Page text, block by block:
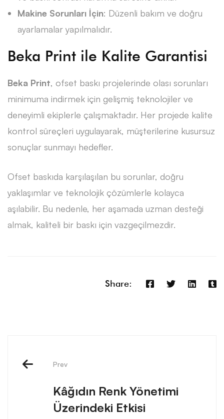
Makine Sorunları İçin: Düzenli bakım ve doğru
ayarlamalar yapılmalıdır.
Beka Print ile Kalite Garantisi
Beka Print, ofset baskı projelerinde olası sorunları
minimuma indirmek için gelişmiş teknolojiler ve
deneyimli ekiplerle çalışmaktadır. Her projede kalite
kontrol süreçleri uygulayarak, müşterilerine kusursuz
sonuçlar sunmayı hedefler.
Ofset baskıda karşılaşılan bu sorunlar, doğru
yaklaşımlar ve teknolojik çözümlerle kolayca
aşılabilir. Bu nedenle, her aşamada uzman desteği
almak, kaliteli bir baskı için vazgeçilmezdir.
Share:
navigation
Prev
Kâğıdın Renk Yönetimi
Üzerindeki Etkisi